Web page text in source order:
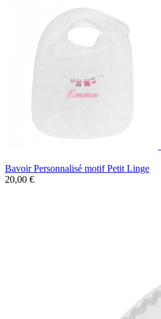
Bavoir Personnalisé motif Petit Linge
20,00 €